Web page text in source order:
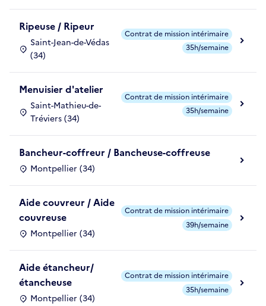
Ripeuse / Ripeur
Saint-Jean-de-Védas
(34)
Contrat de mission intérimaire
35h/semaine
Menuisier d'atelier
Saint-Mathieu-de-
Tréviers (34)
Contrat de mission intérimaire
35h/semaine
Bancheur-coffreur / Bancheuse-coffreuse
Montpellier (34)
Aide couvreur / Aide
couvreuse
Montpellier (34)
Contrat de mission intérimaire
39h/semaine
Aide étancheur/
étancheuse
Montpellier (34)
Contrat de mission intérimaire
35h/semaine